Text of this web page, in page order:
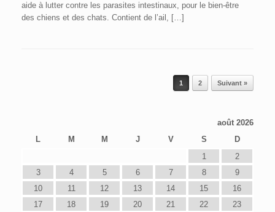
aide à lutter contre les parasites intestinaux, pour le bien-être
des chiens et des chats. Contient de l’ail, […]
1 2 Suivant »
août 2026
L
M M J V S D
1
2
3
4 5 6 7 8
9
10
11 12 13 14 15
16
17
18 19 20 21 22
23